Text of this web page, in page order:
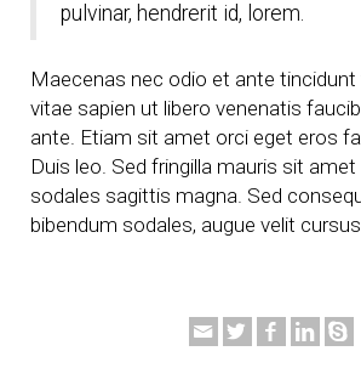
pulvinar, hendrerit id, lorem.
Maecenas nec odio et ante
vitae sapien ut libero venenatis
ante. Etiam sit amet orci eget eros
Duis leo. Sed fringilla mauris sit
sodales sagittis magna. Sed
bibendum sodales, augue velit